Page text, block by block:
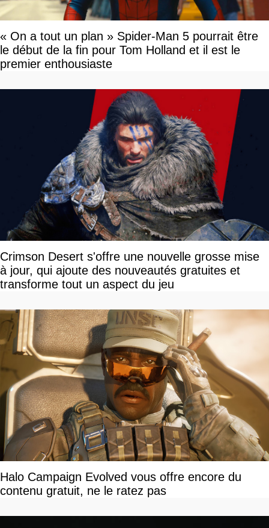
« On a tout un plan » Spider-Man 5 pourrait être
le début de la fin pour Tom Holland et il est le
premier enthousiaste
Crimson Desert s'offre une nouvelle grosse mise
à jour, qui ajoute des nouveautés gratuites et
transforme tout un aspect du jeu
Halo Campaign Evolved vous offre encore du
contenu gratuit, ne le ratez pas